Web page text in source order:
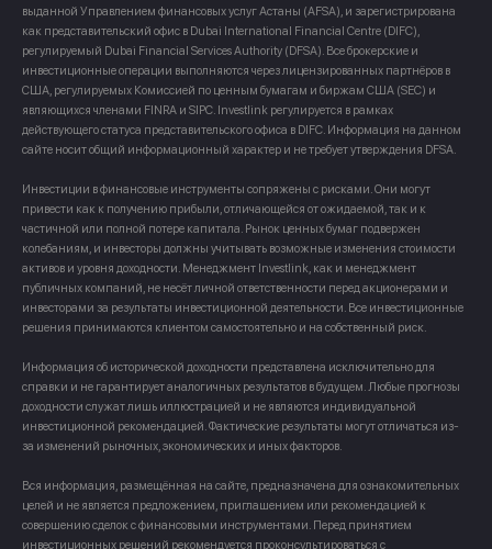
выданной Управлением финансовых услуг Астаны (AFSA), и зарегистрирована
как представительский офис в Dubai International Financial Centre (DIFC),
регулируемый Dubai Financial Services Authority (DFSA). Все брокерские и
инвестиционные операции выполняются через лицензированных партнёров в
США, регулируемых Комиссией по ценным бумагам и биржам США (SEC) и
являющихся членами FINRA и SIPC. Investlink регулируется в рамках
действующего статуса представительского офиса в DIFC. Информация на данном
сайте носит общий информационный характер и не требует утверждения DFSA.
Инвестиции в финансовые инструменты сопряжены с рисками. Они могут
привести как к получению прибыли, отличающейся от ожидаемой, так и к
частичной или полной потере капитала. Рынок ценных бумаг подвержен
колебаниям, и инвесторы должны учитывать возможные изменения стоимости
активов и уровня доходности. Менеджмент Investlink, как и менеджмент
публичных компаний, не несёт личной ответственности перед акционерами и
инвесторами за результаты инвестиционной деятельности. Все инвестиционные
решения принимаются клиентом самостоятельно и на собственный риск.
Информация об исторической доходности представлена исключительно для
справки и не гарантирует аналогичных результатов в будущем. Любые прогнозы
доходности служат лишь иллюстрацией и не являются индивидуальной
инвестиционной рекомендацией. Фактические результаты могут отличаться из-
за изменений рыночных, экономических и иных факторов.
Вся информация, размещённая на сайте, предназначена для ознакомительных
целей и не является предложением, приглашением или рекомендацией к
совершению сделок с финансовыми инструментами. Перед принятием
инвестиционных решений рекомендуется проконсультироваться с